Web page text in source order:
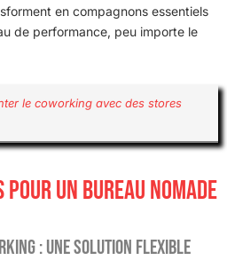
en compagnons essentiels
de performance, peu importe le
le coworking avec des stores
UN BUREAU NOMADE
: une solution flexible